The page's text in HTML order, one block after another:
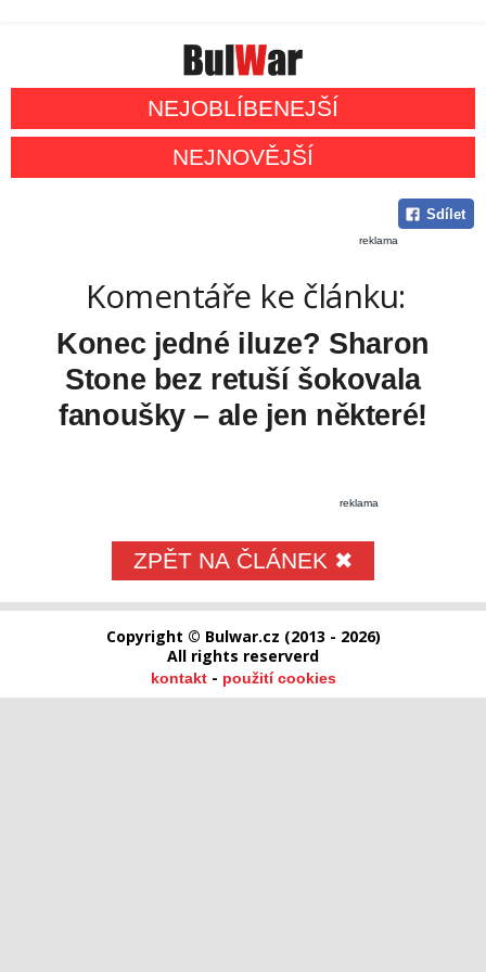
NEJOBLÍBENEJŠÍ
NEJNOVĚJŠÍ
Sdílet
reklama
Komentáře ke článku:
Konec jedné iluze? Sharon
Stone bez retuší šokovala
fanoušky – ale jen některé!
reklama
ZPĚT NA ČLÁNEK ✖
Copyright © Bulwar.cz (2013 - 2026)
All rights reserverd
kontakt- použití cookies